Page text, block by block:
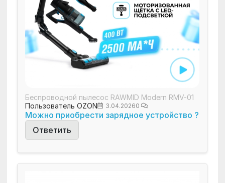
Беспроводной пылесос RAWMID Modern RMV-01
Пользователь OZON
3.04.20260
Можно приобрести зарядное устройство ?
Ответить